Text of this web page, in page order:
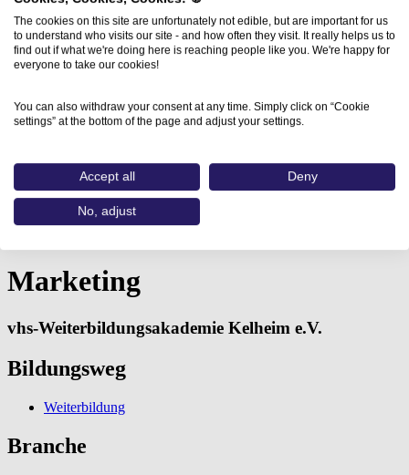
Home
Aus- und Weiterbildungen
Marketing
vhs-Weiterbildungsakademie Kelheim e.V.
Bildungsweg
Weiterbildung
Branche
The cookies on this site are unfortunately not edible, but are important for us
to understand who visits our site - and how often they visit. It really helps us to
find out if what we're doing here is reaching people like you. We're happy for
everyone to take our cookies!
You can also withdraw your consent at any time. Simply click on “Cookie
settings” at the bottom of the page and adjust your settings.
Accept all Deny
No, adjust